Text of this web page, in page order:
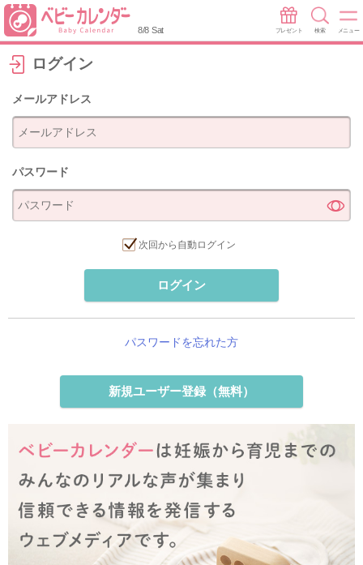
8/8 Sat プレゼント 検索 メニュー
ログイン
メールアドレス
パスワード
次回から自動ログイン
ログイン
パスワードを忘れた方
新規ユーザー登録（無料）